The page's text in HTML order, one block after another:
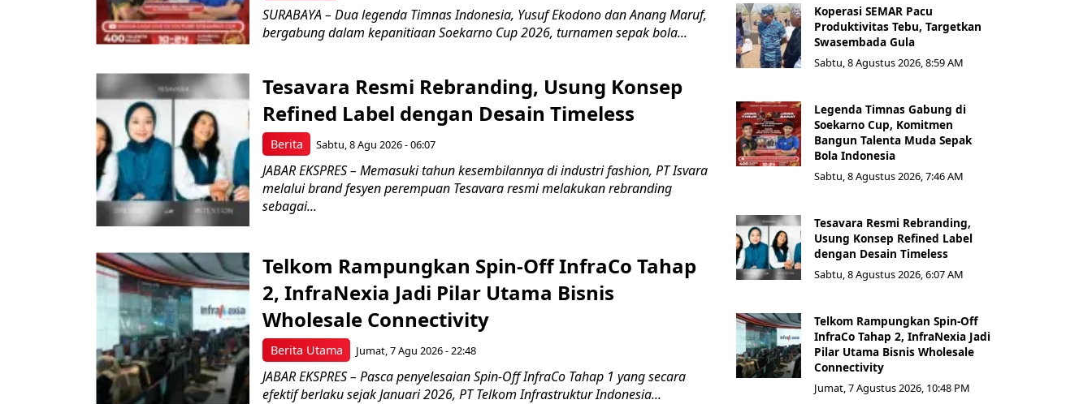
SURABAYA – Dua legenda Timnas Indonesia, Yusuf Ekodono dan Anang Maruf,
bergabung dalam kepanitiaan Soekarno Cup 2026, turnamen sepak bola...
Berita
Tesavara Resmi Rebranding, Usung Konsep
Refined Label dengan Desain Timeless
Sabtu, 8 Agu 2026 - 06:07
JABAR EKSPRES – Memasuki tahun kesembilannya di industri fashion, PT Isvara
melalui brand fesyen perempuan Tesavara resmi melakukan rebranding
sebagai...
Berita Utama
Telkom Rampungkan Spin-Off InfraCo Tahap
2, InfraNexia Jadi Pilar Utama Bisnis
Wholesale Connectivity
Jumat, 7 Agu 2026 - 22:48
JABAR EKSPRES – Pasca penyelesaian Spin-Off InfraCo Tahap 1 yang secara
efektif berlaku sejak Januari 2026, PT Telkom Infrastruktur Indonesia...
Koperasi SEMAR Pacu
Produktivitas Tebu, Targetkan
Swasembada Gula
Sabtu, 8 Agustus 2026, 8:59 AM
Legenda Timnas Gabung di
Soekarno Cup, Komitmen
Bangun Talenta Muda Sepak
Bola Indonesia
Sabtu, 8 Agustus 2026, 7:46 AM
Tesavara Resmi Rebranding,
Usung Konsep Refined Label
dengan Desain Timeless
Sabtu, 8 Agustus 2026, 6:07 AM
Telkom Rampungkan Spin-Off
InfraCo Tahap 2, InfraNexia Jadi
Pilar Utama Bisnis Wholesale
Connectivity
Jumat, 7 Agustus 2026, 10:48 PM